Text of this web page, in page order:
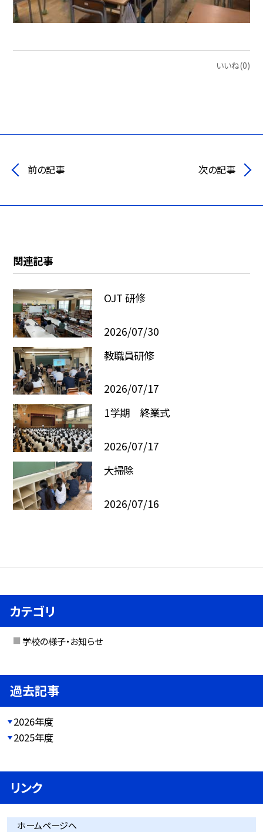
いいね(0)
前の記事 次の記事
関連記事
OJT 研修
2026/07/30
教職員研修
2026/07/17
1学期 終業式
2026/07/17
大掃除
2026/07/16
カテゴリ
学校の様子・お知らせ
過去記事
2026年度
2025年度
リンク
ホームページへ